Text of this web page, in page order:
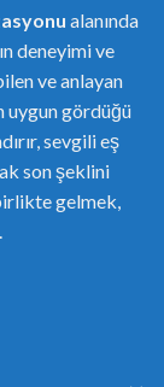
alanında
deneyimi ve
ve anlayan
uygun gördüğü
sevgili eş
son şeklini
gelmek,